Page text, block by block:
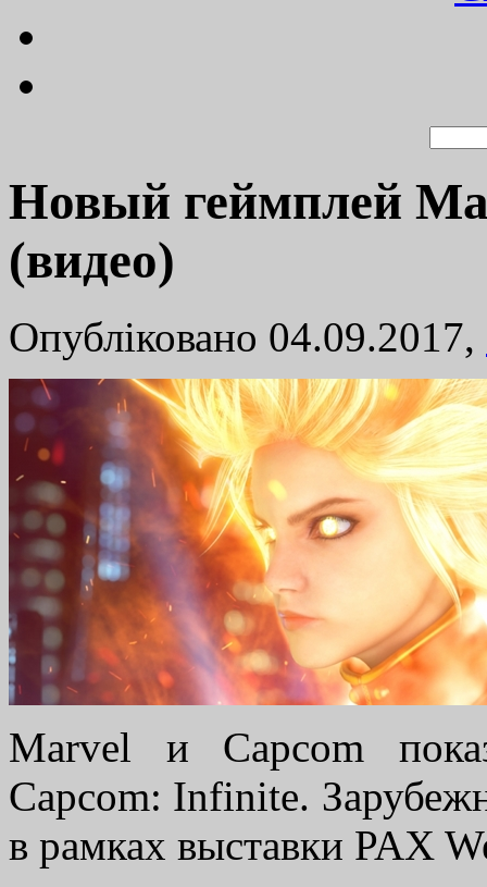
Новый геймплей
(видео)
Опубліковано 04.09.2017,
Marvel и Capcom
Capcom: Infinite.
в рамках выставки PAX